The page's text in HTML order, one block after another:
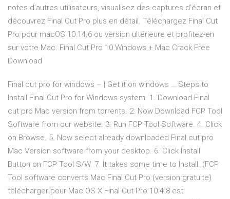
notes d’autres utilisateurs, visualisez des captures d’écran et
découvrez Final Cut Pro plus en détail. Téléchargez Final Cut
Pro pour macOS 10.14.6 ou version ultérieure et profitez-en
sur votre Mac. Final Cut Pro 10 Windows + Mac Crack Free
Download
Final cut pro for windows – | Get it on windows … Steps to
Install Final Cut Pro for Windows system. 1. Download Final
cut pro Mac version from torrents. 2. Now Download FCP Tool
Software from our website. 3. Run FCP Tool Software. 4. Click
on Browse. 5. Now select already downloaded Final cut pro
Mac Version software from your desktop. 6. Click Install
Button on FCP Tool S/W. 7. It takes some time to Install. (FCP
Tool software converts Mac Final Cut Pro (version gratuite)
télécharger pour Mac OS X Final Cut Pro 10.4.8 est